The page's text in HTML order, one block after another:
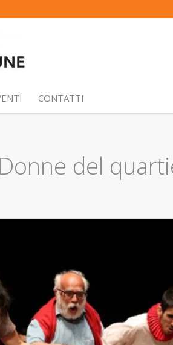
CONTATTI
Donne del